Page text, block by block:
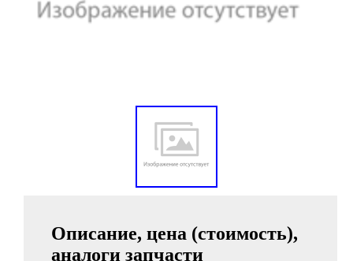
Описание, цена (стоимость),
аналоги запчасти